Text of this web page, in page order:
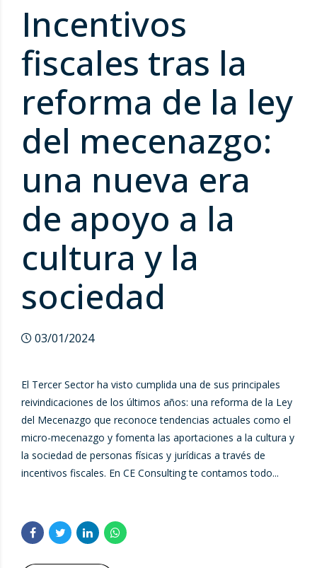
Incentivos
fiscales tras la
reforma de la ley
del mecenazgo:
una nueva era
de apoyo a la
cultura y la
sociedad
03/01/2024
El Tercer Sector ha visto cumplida una de sus principales
reivindicaciones de los últimos años: una reforma de la Ley
del Mecenazgo que reconoce tendencias actuales como el
micro-mecenazgo y fomenta las aportaciones a la cultura y
la sociedad de personas físicas y jurídicas a través de
incentivos fiscales. En CE Consulting te contamos todo...